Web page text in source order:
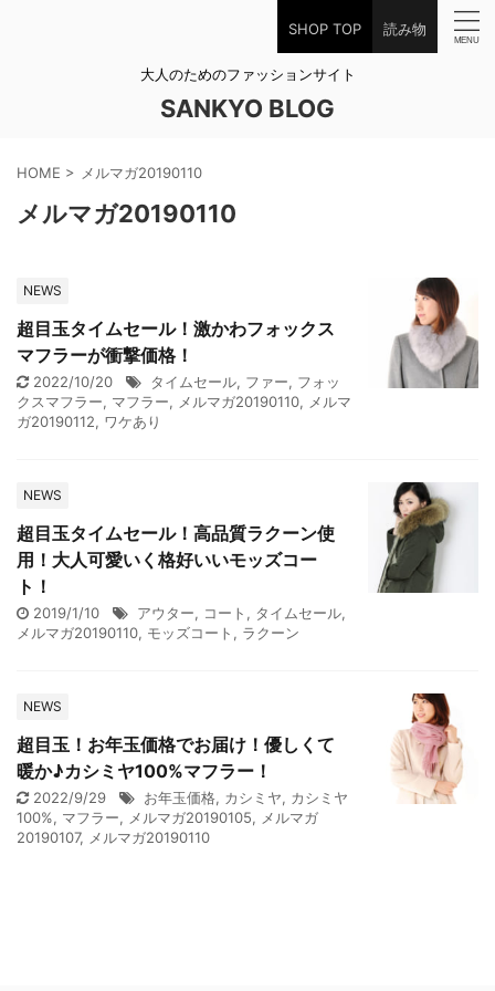
SHOP TOP 読み物
大人のためのファッションサイト
SANKYO BLOG
HOME > メルマガ20190110
メルマガ20190110
NEWS
超目玉タイムセール！激かわフォックス
マフラーが衝撃価格！
2022/10/20 タイムセール, ファー, フォッ
クスマフラー, マフラー, メルマガ20190110, メルマ
ガ20190112, ワケあり
NEWS
超目玉タイムセール！高品質ラクーン使
用！大人可愛いく格好いいモッズコー
ト！
2019/1/10 アウター, コート , タイムセール,
メルマガ20190110, モッズコート , ラクーン
NEWS
超目玉！お年玉価格でお届け！優しくて
暖か♪カシミヤ100%マフラー！
2022/9/29 お年玉価格, カシミヤ, カシミヤ
100%, マフラー, メルマガ20190105, メルマガ
20190107, メルマガ20190110